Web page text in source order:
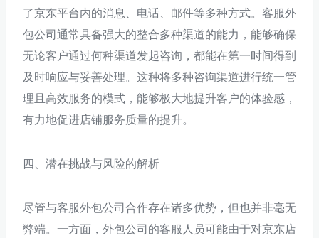
了京东平台内的消息、电话、邮件等多种方式。客服外
包公司通常具备强大的整合多种渠道的能力，能够确保
无论客户通过何种渠道发起咨询，都能在第一时间得到
及时响应与妥善处理。这种将多种咨询渠道进行统一管
理且高效服务的模式，能够极大地提升客户的体验感，
有力地促进店铺服务质量的提升。
四、潜在挑战与风险的解析
尽管与客服外包公司合作存在诸多优势，但也并非毫无
弊端。一方面，外包公司的客服人员可能由于对京东店